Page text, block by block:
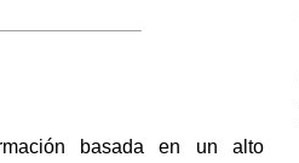
basada en un alto